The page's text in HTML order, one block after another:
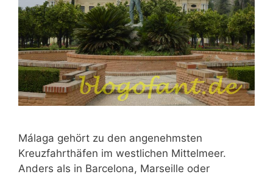
Málaga gehört zu den angenehmsten
Kreuzfahrthäfen im westlichen Mittelmeer.
Anders als in Barcelona, Marseille oder